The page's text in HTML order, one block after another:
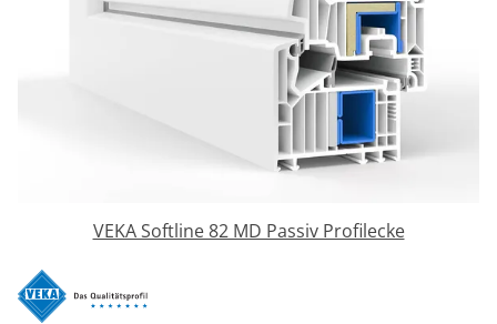
Sonnenschutz
VEKA Softline 82 MD Passiv Profilecke